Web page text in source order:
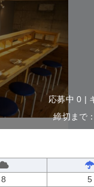
応募中 0 |
締切まで
8 5